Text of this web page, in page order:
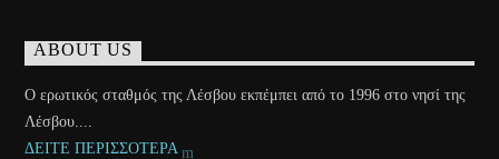
ABOUT US
Ο ερωτικός σταθμός της Λέσβου εκπέμπει από το 1996 στο νησί της
Λέσβου....
ΔΕΙΤΕ ΠΕΡΙΣΣΟΤΕΡΑ